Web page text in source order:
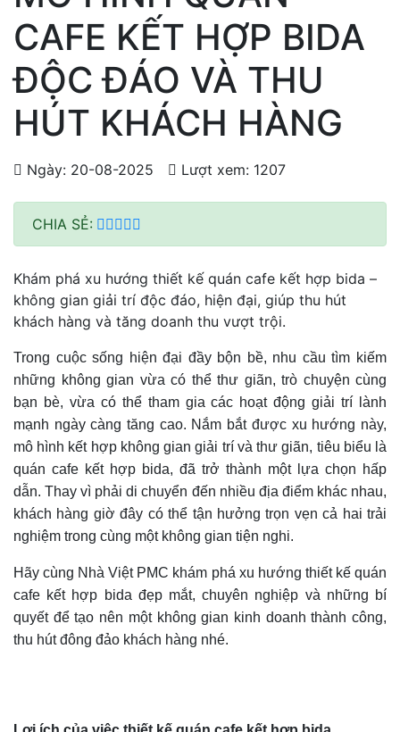
CAFE KẾT HỢP BIDA
ĐỘC ĐÁO VÀ THU
HÚT KHÁCH HÀNG
Ngày: 20-08-2025 Lượt xem: 1207
CHIA SẺ:
Khám phá xu hướng thiết kế quán cafe kết hợp bida –
không gian giải trí độc đáo, hiện đại, giúp thu hút
khách hàng và tăng doanh thu vượt trội.
Trong cuộc sống hiện đại đầy bộn bề, nhu cầu tìm kiếm
những không gian vừa có thể thư giãn, trò chuyện cùng
bạn bè, vừa có thể tham gia các hoạt động giải trí lành
mạnh ngày càng tăng cao. Nắm bắt được xu hướng này,
mô hình kết hợp không gian giải trí và thư giãn, tiêu biểu là
quán cafe kết hợp bida, đã trở thành một lựa chọn hấp
dẫn. Thay vì phải di chuyển đến nhiều địa điểm khác nhau,
khách hàng giờ đây có thể tận hưởng trọn vẹn cả hai trải
nghiệm trong cùng một không gian tiện nghi.
Hãy cùng Nhà Việt PMC khám phá xu hướng thiết kế quán
cafe kết hợp bida đẹp mắt, chuyên nghiệp và những bí
quyết để tạo nên một không gian kinh doanh thành công,
thu hút đông đảo khách hàng nhé.